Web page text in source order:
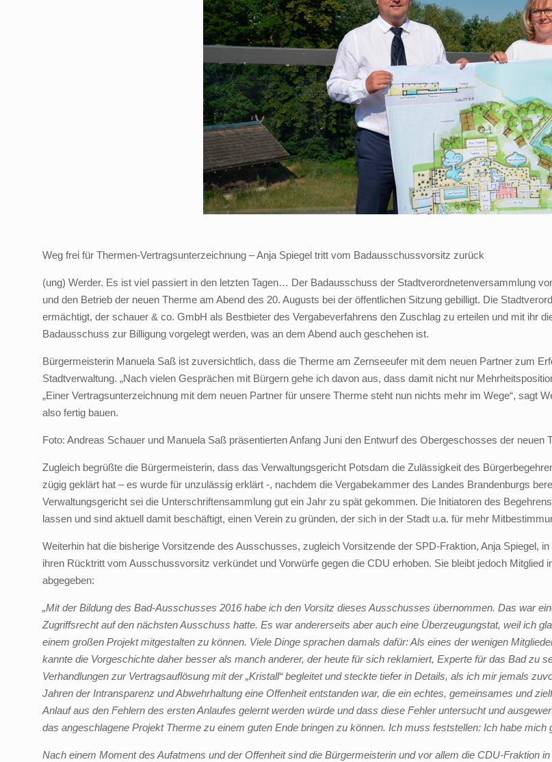
Weg frei für Thermen-Vertragsunterzeichnung – Anja Spiegel tritt vom Badausschussvorsitz zurück
(ung) Werder. Es ist viel passiert in den letzten Tagen… Der Badausschuss der Stadtverordnetenversammlung
und den Betrieb der neuen Therme am Abend des 20. Augusts bei der öffentlichen Sitzung gebilligt. Die
ermächtigt, der schauer & co. GmbH als Bestbieter des Vergabeverfahrens den Zuschlag zu erteilen und mit ihr
Badausschuss zur Billigung vorgelegt werden, was an dem Abend auch geschehen ist.
Bürgermeisterin Manuela Saß ist zuversichtlich, dass die Therme am Zernseeufer mit dem neuen Partner zum
Stadtverwaltung. „Nach vielen Gesprächen mit Bürgern gehe ich davon aus, dass damit nicht nur
„Einer Vertragsunterzeichnung mit dem neuen Partner für unsere Therme steht nun nichts mehr im Wege“, sagt
also fertig bauen.
Foto: Andreas Schauer und Manuela Saß präsentierten Anfang Juni den Entwurf des Obergeschosses der neuen
Zugleich begrüßte die Bürgermeisterin, dass das Verwaltungsgericht Potsdam die Zulässigkeit des
zügig geklärt hat – es wurde für unzulässig erklärt -, nachdem die Vergabekammer des Landes Brandenburgs
Verwaltungsgericht sei die Unterschriftensammlung gut ein Jahr zu spät gekommen. Die Initiatoren des
lassen und sind aktuell damit beschäftigt, einen Verein zu gründen, der sich in der Stadt u.a. für mehr
Weiterhin hat die bisherige Vorsitzende des Ausschusses, zugleich Vorsitzende der SPD-Fraktion, Anja Spiegel,
ihren Rücktritt vom Ausschussvorsitz verkündet und Vorwürfe gegen die CDU erhoben. Sie bleibt jedoch
abgegeben:
„Mit der Bildung des Bad-Ausschusses 2016 habe ich den Vorsitz dieses Ausschusses übernommen. Das war
Zugriffsrecht auf den nächsten Ausschuss hatte. Es war andererseits aber auch eine Überzeugungstat, weil ich
einem großen Projekt mitgestalten zu können. Viele Dinge sprachen damals dafür: Als eines der wenigen
kannte die Vorgeschichte daher besser als manch anderer, der heute für sich reklamiert, Experte für das Bad zu
Verhandlungen zur Vertragsauflösung mit der „Kristall“ begleitet und steckte tiefer in Details, als ich mir jemals
Jahren der Intransparenz und Abwehrhaltung eine Offenheit entstanden war, die ein echtes, gemeinsames und
Anlauf aus den Fehlern des ersten Anlaufes gelernt werden würde und dass diese Fehler untersucht und
das angeschlagene Projekt Therme zu einem guten Ende bringen zu können. Ich muss feststellen: Ich habe mich
Nach einem Moment des Aufatmens und der Offenheit sind die Bürgermeisterin und vor allem die CDU-Fraktion